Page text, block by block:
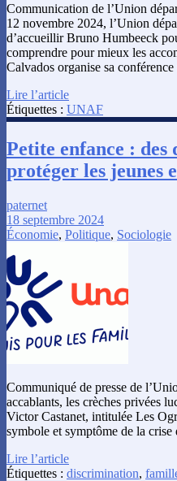
Communication de l’Union
12 novembre 2024, l’Union
d’accueillir Bruno Humbeeck
comprendre pour mieux les
Calvados organise sa
Lire l’article
Étiquettes : UNAF
Petite enfance : des
protéger les jeunes
paternet
18 septembre 2024
Économie, Politique, Sociologie
Communiqué de presse de
accablants, les crèches privées
Victor Castanet, intitulée Les
symbole et symptôme de la
Lire l’article
Étiquettes : discrimination,